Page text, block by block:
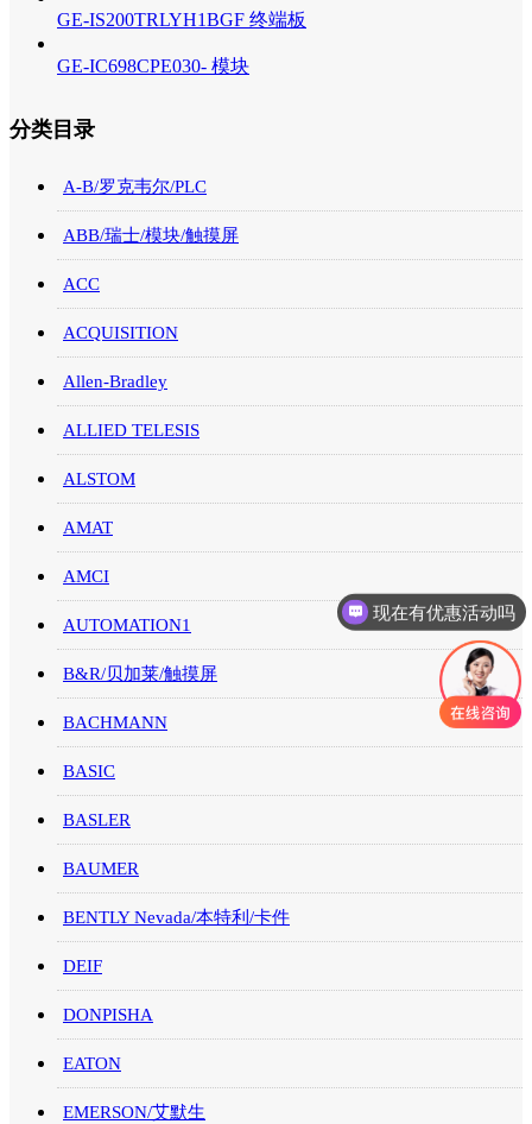
GE-IS200TRLYH1BGF 终端板
GE-IC698CPE030- 模块
分类目录
A-B/罗克韦尔/PLC
ABB/瑞士/模块/触摸屏
ACC
ACQUISITION
Allen-Bradley
ALLIED TELESIS
ALSTOM
AMAT
AMCI
AUTOMATION1
B&R/贝加莱/触摸屏
BACHMANN
BASIC
BASLER
BAUMER
BENTLY Nevada/本特利/卡件
DEIF
DONPISHA
EATON
EMERSON/艾默生
可以介绍下你们的产品么
现在有优惠活动吗